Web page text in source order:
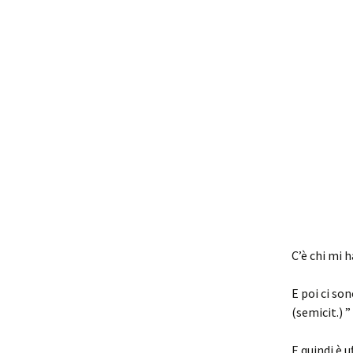
C’è chi mi
E poi ci
(semicit.)
E quindi è